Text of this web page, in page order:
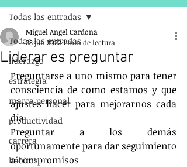
Todas las entradas
liderazgo
estrategia
marca personal
productividad
carrera
hábitos
Todas las entradas
Liderar es preguntar
Miguel Angel Cardona
28 jun 20221 min de lectura
Preguntarse a uno mismo para tener
consciencia de como estamos y que
ajustes hacer para mejorarnos cada
día
Preguntar a los demás
oportunamente para dar seguimiento
a compromisos